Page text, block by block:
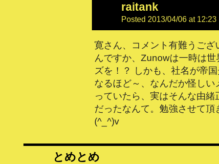
raitank
Posted 2013/04/06 at 12:23
寛さん、コメント有難うござ
んですか、Zunowは一時は
ズを！？ しかも、社名が帝
なるほど～、なんだか怪しい
っていたら、実はそんな由緒
だったなんて。勉強させて頂
(^_^)v
とめとめ